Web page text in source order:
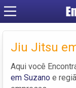
Jiu Jitsu
Aqui você
em Suzano e